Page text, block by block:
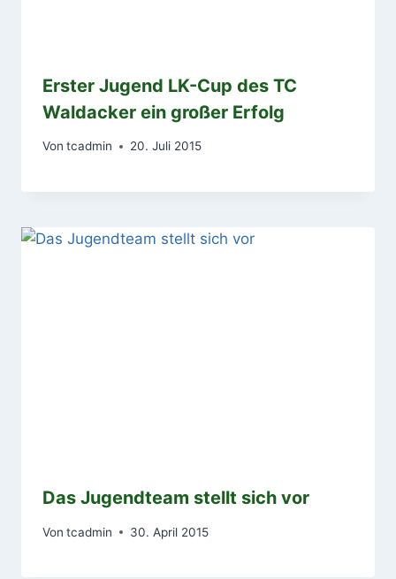
Erster Jugend LK-Cup des TC
Waldacker ein großer Erfolg
Von tcadmin 20. Juli 2015
Das Jugendteam stellt sich vor
Von tcadmin 30. April 2015